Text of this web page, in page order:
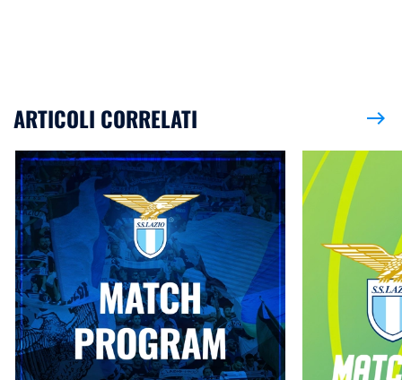
ARTICOLI CORRELATI east